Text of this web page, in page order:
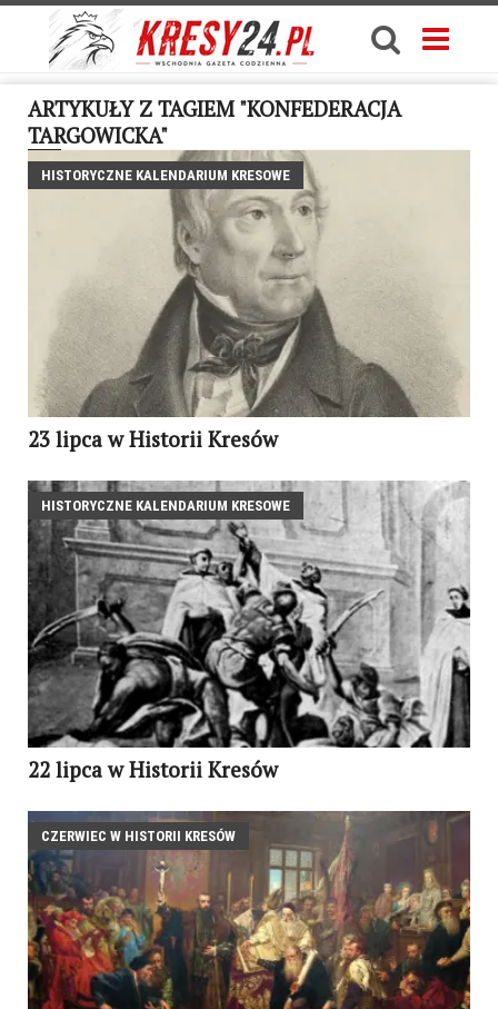
ARTYKUŁY Z TAGIEM "KONFEDERACJA
TARGOWICKA"
HISTORYCZNE KALENDARIUM KRESOWE
23 lipca w Historii Kresów
HISTORYCZNE KALENDARIUM KRESOWE
22 lipca w Historii Kresów
CZERWIEC W HISTORII KRESÓW